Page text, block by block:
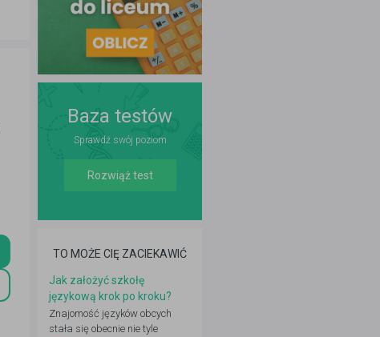
Baza testów
Sprawdź swój poziom
Rozwiąż test
TO MOŻE CIĘ ZACIEKAWIĆ
Jak założyć szkołę
językową krok po kroku?
Znajomość języków obcych
stała się obecnie nie tyle